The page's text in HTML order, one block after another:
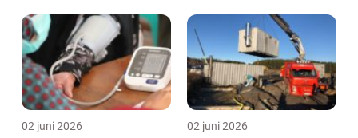
02 juni 2026 02 juni 2026